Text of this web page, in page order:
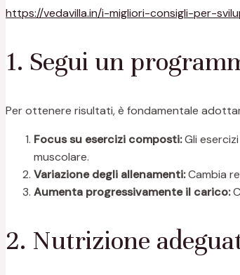
https://vedavilla.in/i-migliori-consigli-per-
1. Segui un
Per ottenere risultati, è fondamentale
Focus su esercizi composti:Gli
muscolare.
Variazione degli allenamenti:Cambia
Aumenta progressivamente il carico:
2. Nutrizione